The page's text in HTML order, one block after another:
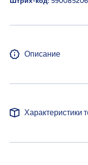
Описание
Характеристики